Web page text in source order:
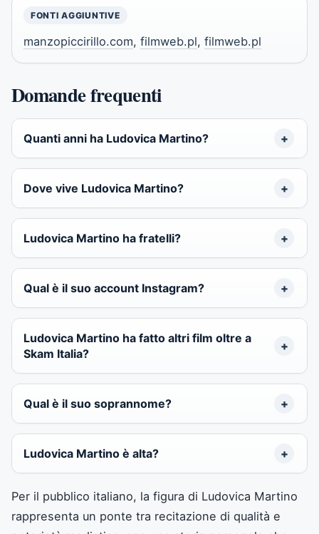
FONTI AGGIUNTIVE
manzopiccirillo.com, filmweb.pl, filmweb.pl
Domande frequenti
Quanti anni ha Ludovica Martino?
Dove vive Ludovica Martino?
Ludovica Martino ha fratelli?
Qual è il suo account Instagram?
Ludovica Martino ha fatto altri film oltre a
Skam Italia?
Qual è il suo soprannome?
Ludovica Martino è alta?
Per il pubblico italiano, la figura di Ludovica Martino
rappresenta un ponte tra recitazione di qualità e